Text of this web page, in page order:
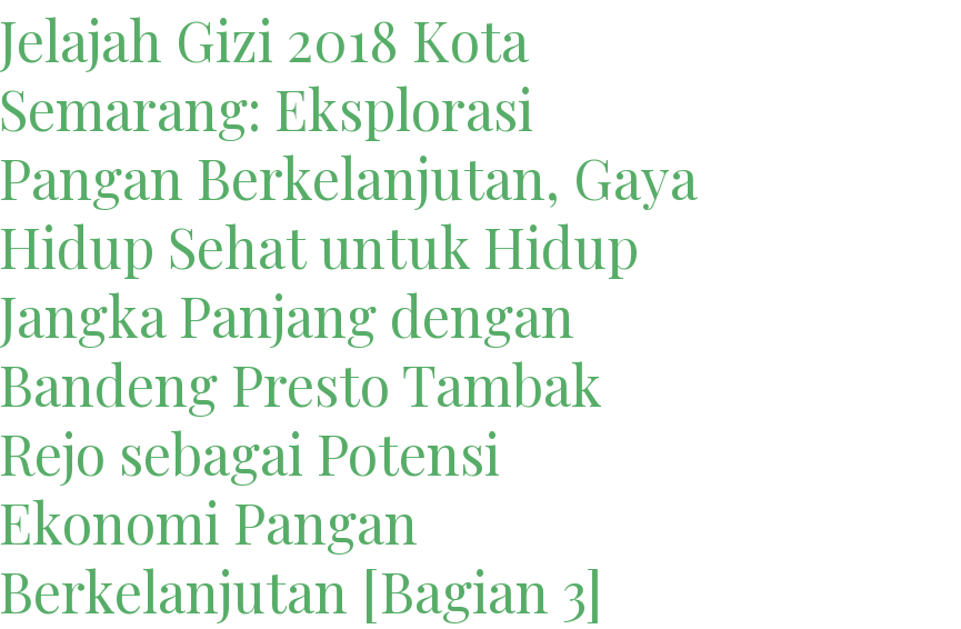
Jelajah Gizi 2018 Kota
Semarang: Eksplorasi
Pangan Berkelanjutan, Gaya
Hidup Sehat untuk Hidup
Jangka Panjang dengan
Bandeng Presto Tambak
Rejo sebagai Potensi
Ekonomi Pangan
Berkelanjutan [Bagian 3]